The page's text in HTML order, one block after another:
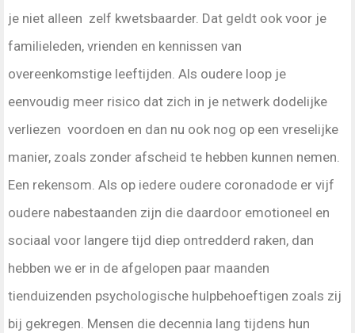
je niet alleen zelf kwetsbaarder. Dat geldt ook voor je
familieleden, vrienden en kennissen van
overeenkomstige leeftijden. Als oudere loop je
eenvoudig meer risico dat zich in je netwerk dodelijke
verliezen voordoen en dan nu ook nog op een vreselijke
manier, zoals zonder afscheid te hebben kunnen nemen.
Een rekensom. Als op iedere oudere coronadode er vijf
oudere nabestaanden zijn die daardoor emotioneel en
sociaal voor langere tijd diep ontredderd raken, dan
hebben we er in de afgelopen paar maanden
tienduizenden psychologische hulpbehoeftigen zoals zij
bij gekregen. Mensen die decennia lang tijdens hun